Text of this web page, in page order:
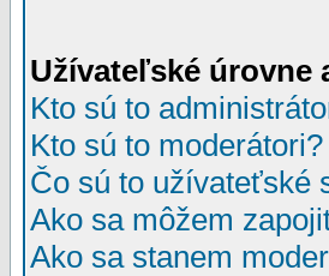
Užívateľské úrovne
Kto sú to
Kto sú to moderátori?
Čo sú to užívateťské
Ako sa môžem
Ako sa stanem